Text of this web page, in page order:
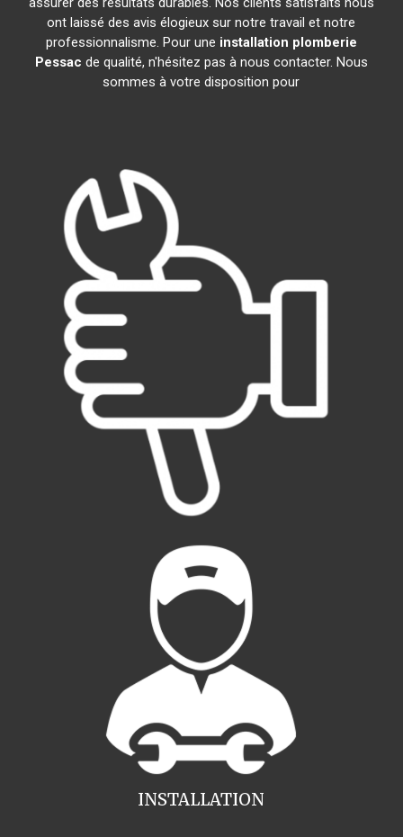
ont laissé des avis élogieux sur notre travail et notre
professionnalisme. Pour une installation plomberie
Pessac de qualité, n'hésitez pas à nous contacter. Nous
sommes à votre disposition pour
INSTALLATION